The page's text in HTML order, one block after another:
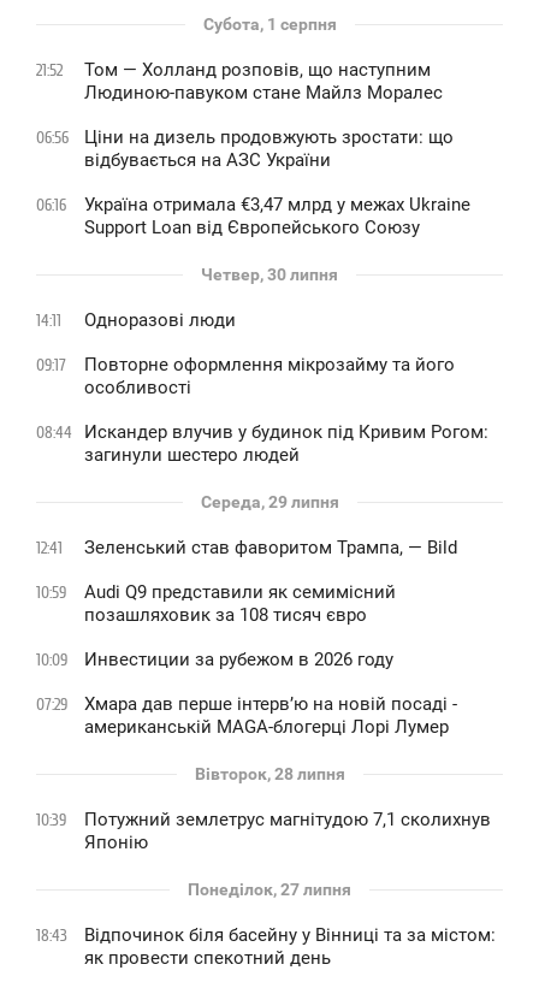
Субота, 1 серпня
21:52
Том — Холланд розповів, що наступним
Людиною-павуком стане Майлз Моралес
06:56
Ціни на дизель продовжують зростати: що
відбувається на АЗС України
06:16
Україна отримала €3,47 млрд у межах Ukraine
Support Loan від Європейського Союзу
Четвер, 30 липня
14:11 Одноразові люди
09:17
Повторне оформлення мікрозайму та його
особливості
08:44
Искандер влучив у будинок під Кривим Рогом:
загинули шестеро людей
Середа, 29 липня
12:41 Зеленський став фаворитом Трампа, — Bild
10:59
Audi Q9 представили як семимісний
позашляховик за 108 тисяч євро
10:09 Инвестиции за рубежом в 2026 году
07:29
Хмара дав перше інтервʼю на новій посаді -
американській MAGA-блогерці Лорі Лумер
Вівторок, 28 липня
10:39
Потужний землетрус магнітудою 7,1 сколихнув
Японію
Понеділок, 27 липня
18:43
Відпочинок біля басейну у Вінниці та за містом:
як провести спекотний день